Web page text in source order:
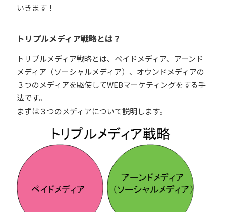
いきます！
トリプルメディア戦略とは？
トリプルメディア戦略とは、ペイドメディア、アーンド
メディア（ソーシャルメディア）、オウンドメディアの
３つのメディアを駆使してWEBマーケティングをする手
法です。
まずは３つのメディアについて説明します。